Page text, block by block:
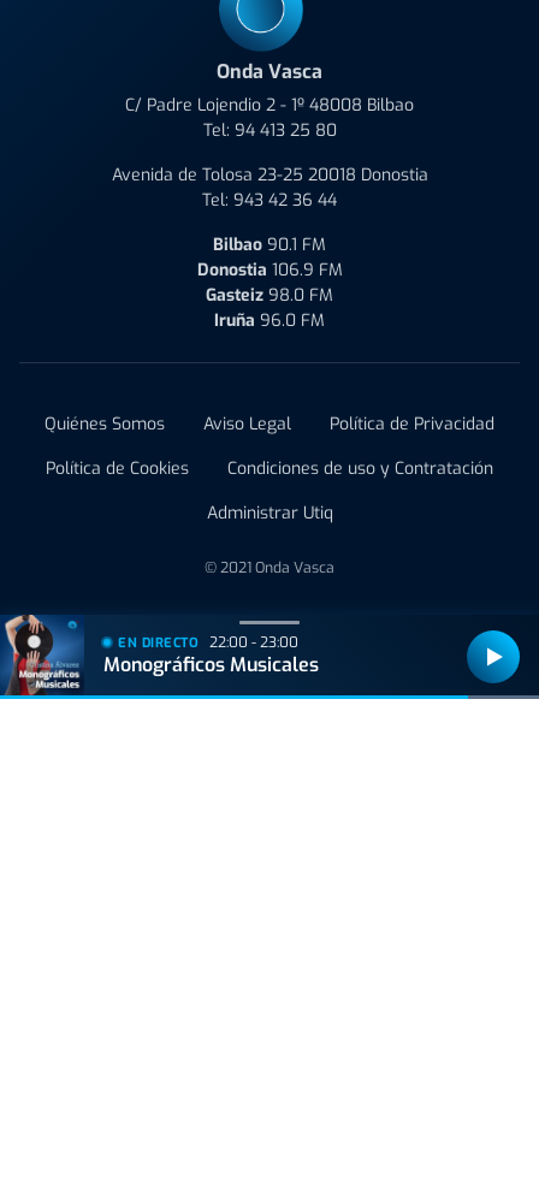
Onda Vasca
C/ Padre Lojendio 2 - 1º 48008 Bilbao
Tel: 94 413 25 80
Avenida de Tolosa 23-25 20018 Donostia
Tel: 943 42 36 44
Bilbao 90.1 FM
Donostia 106.9 FM
Gasteiz 98.0 FM
Iruña 96.0 FM
Quiénes Somos Aviso Legal
Política de Privacidad
Política de Cookies
Condiciones de uso y Contratación
Administrar Utiq
© 2021 Onda Vasca
EN DIRECTO 22:00 - 23:00
Monográficos Musicales